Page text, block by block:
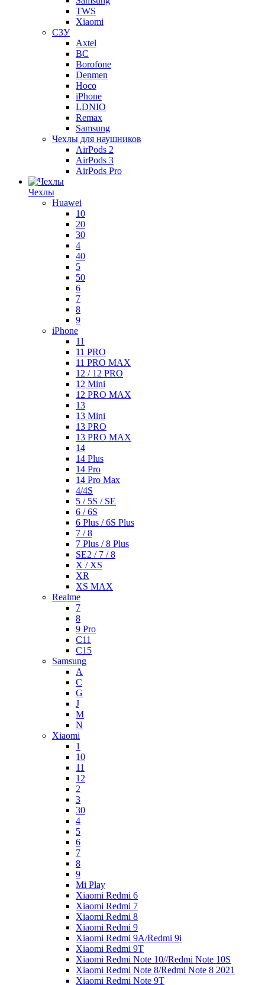
TWS
Xiaomi
СЗУ
Axtel
BC
Borofone
Denmen
Hoco
iPhone
LDNIO
Remax
Samsung
Чехлы для наушников
AirPods 2
AirPods 3
AirPods Pro
Чехлы
Huawei
10
20
30
4
40
5
50
6
7
8
9
iPhone
11
11 PRO
11 PRO MAX
12 / 12 PRO
12 Mini
12 PRO MAX
13
13 Mini
13 PRO
13 PRO MAX
14
14 Plus
14 Pro
14 Pro Max
4/4S
5 / 5S / SE
6 / 6S
6 Plus / 6S Plus
7 / 8
7 Plus / 8 Plus
SE2 / 7 / 8
X / XS
XR
XS MAX
Realme
7
8
9 Pro
C11
C15
Samsung
A
C
G
J
M
N
Xiaomi
1
10
11
12
2
3
30
4
5
6
7
8
9
Mi Play
Xiaomi Redmi 6
Xiaomi Redmi 7
Xiaomi Redmi 8
Xiaomi Redmi 9
Xiaomi Redmi 9A/Redmi 9i
Xiaomi Redmi 9T
Xiaomi Redmi Note 10//Redmi Note 10S
Xiaomi Redmi Note 8/Redmi Note 8 2021
Xiaomi Redmi Note 9T